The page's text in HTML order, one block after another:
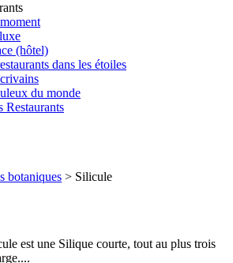
(hôtel)
dans les étoiles
du monde
Restaurants
botaniques > Silicule
est une Silique courte, tout au plus trois